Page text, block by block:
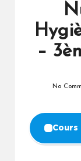
–
No
Cours